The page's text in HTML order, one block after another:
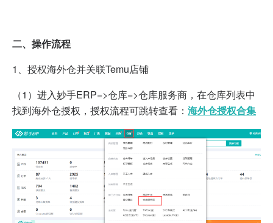
二、操作流程
1、授权海外仓并关联Temu店铺
（1）进入妙手ERP=>仓库=>仓库服务商，在仓库列表中
找到海外仓授权，授权流程可跳转查看： 海外仓授权合集